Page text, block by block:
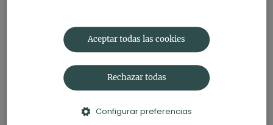
Aceptar todas las cookies
Rechazar todas
Configurar preferencias